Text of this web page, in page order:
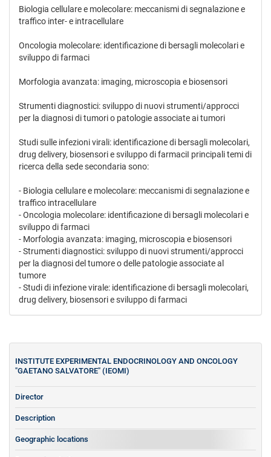
Biologia cellulare e molecolare: meccanismi di segnalazione e
traffico inter- e intracellulare
Oncologia molecolare: identificazione di bersagli molecolari e
sviluppo di farmaci
Morfologia avanzata: imaging, microscopia e biosensori
Strumenti diagnostici: sviluppo di nuovi strumenti/approcci
per la diagnosi di tumori o patologie associate ai tumori
Studi sulle infezioni virali: identificazione di bersagli molecolari,
drug delivery, biosensori e sviluppo di farmaciI principali temi di
ricerca della sede secondaria sono:
- Biologia cellulare e molecolare: meccanismi di segnalazione e
traffico intracellulare
- Oncologia molecolare: identificazione di bersagli molecolari e
sviluppo di farmaci
- Morfologia avanzata: imaging, microscopia e biosensori
- Strumenti diagnostici: sviluppo di nuovi strumenti/approcci
per la diagnosi del tumore o delle patologie associate al
tumore
- Studi di infezione virale: identificazione di bersagli molecolari,
drug delivery, biosensori e sviluppo di farmaci
INSTITUTE EXPERIMENTAL ENDOCRINOLOGY AND ONCOLOGY
"GAETANO SALVATORE" (IEOMI)
Director
Description
Geographic locations